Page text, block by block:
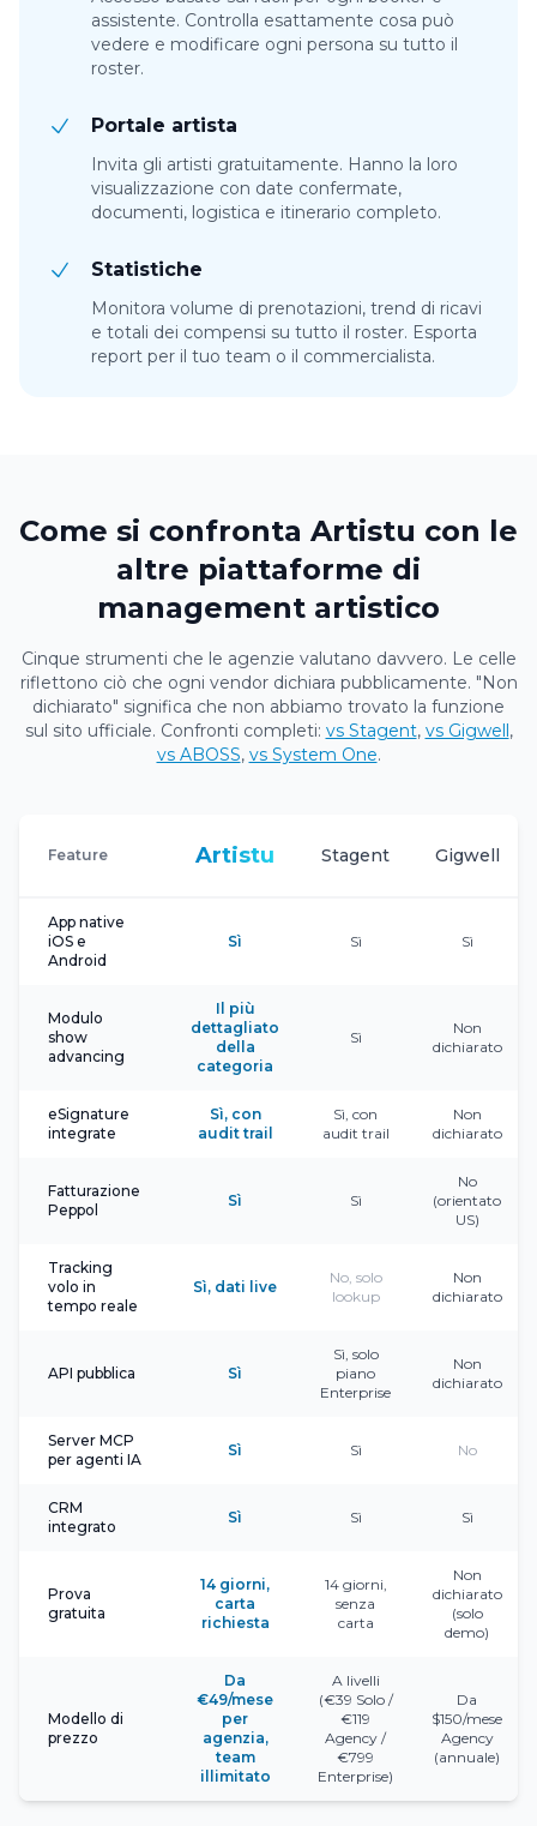
assistente. Controlla esattamente cosa può
vedere e modificare ogni persona su tutto il
roster.
Portale artista
Invita gli artisti gratuitamente. Hanno la loro
visualizzazione con date confermate,
documenti, logistica e itinerario completo.
Statistiche
Monitora volume di prenotazioni, trend di ricavi
e totali dei compensi su tutto il roster. Esporta
report per il tuo team o il commercialista.
Come si confronta Artistu con le
altre piattaforme di
management artistico
Cinque strumenti che le agenzie valutano davvero. Le celle
riflettono ciò che ogni vendor dichiara pubblicamente. "Non
dichiarato" significa che non abbiamo trovato la funzione
sul sito ufficiale. Confronti completi: vs Stagent, vs Gigwell,
vs ABOSS, vs System One.
Feature Artistu Stagent Gigwell
App native
iOS e
Android
Sì Sì Sì
Modulo
show
advancing
Il più
dettagliato
della
categoria
Sì
Non
dichiarato
eSignature
integrate
Sì, con
audit trail
Sì, con
audit trail
Non
dichiarato
Fatturazione
Peppol
Sì Sì
No
(orientato
US)
Tracking
volo in
tempo reale
Sì, dati live
No, solo
lookup
Non
dichiarato
API pubblica Sì
Sì, solo
piano
Enterprise
Non
dichiarato
Server MCP
per agenti IA
Sì Sì No
CRM
integrato
Sì Sì Sì
Prova
gratuita
14 giorni,
carta
richiesta
14 giorni,
senza
carta
Non
dichiarato
(solo
demo)
Modello di
prezzo
Da
€49/mese
per
agenzia,
team
illimitato
A livelli
(€39 Solo /
€119
Agency /
€799
Enterprise)
Da
$150/mese
Agency
(annuale)